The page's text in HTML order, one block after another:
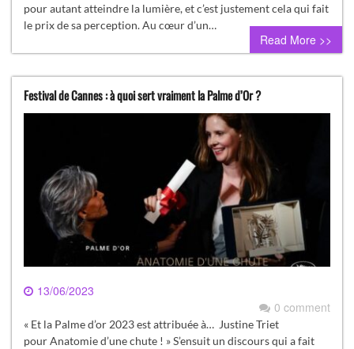
pour autant atteindre la lumière, et c’est justement cela qui fait
le prix de sa perception. Au cœur d’un…
Read More >>
Festival de Cannes : à quoi sert vraiment la Palme d’Or ?
13/06/2023
0 comment
« Et la Palme d’or 2023 est attribuée à… Justine Triet
pour Anatomie d’une chute ! » S’ensuit un discours qui a fait